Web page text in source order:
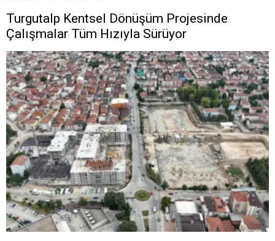
Turgutalp Kentsel Dönüşüm Projesinde
Çalışmalar Tüm Hızıyla Sürüyor